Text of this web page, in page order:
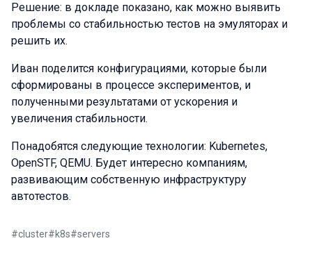
Решение: в докладе показано, как можно выявить
проблемы со стабильностью тестов на эмуляторах и
решить их.
Иван поделится конфигурациями, которые были
сформированы в процессе экспериментов, и
полученными результатами от ускорения и
увеличения стабильности.
Понадобятся следующие технологии: Kubernetes,
OpenSTF, QEMU. Будет интересно компаниям,
развивающим собственную инфраструктуру
автотестов.
#cluster#k8s#servers